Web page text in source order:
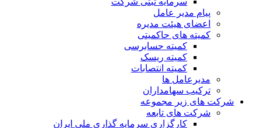
پیام مدیر عامل
اعضای هیئت مدیره
کمیته های حاکمیتی
کمیته حسابرسی
کمیته ریسک
کمیته انتصابات
مدیرعامل ها
ترکیب سهامداران
شرکت های زیر مجموعه
شرکت های تابعه
کارگزاری سرمایه گذاری ملی ایران